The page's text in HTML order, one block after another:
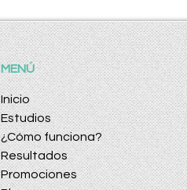
MENÚ
Inicio
Estudios
¿Cómo funciona?
Resultados
Promociones